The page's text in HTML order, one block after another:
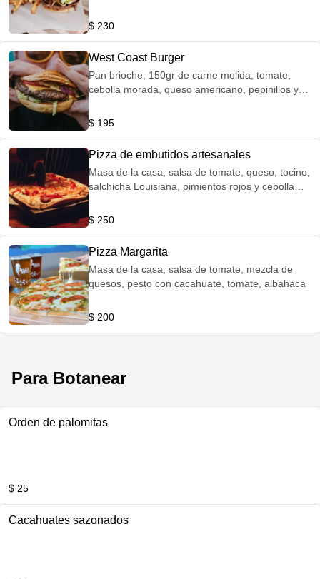
$ 230
West Coast Burger
Pan brioche, 150gr de carne molida, tomate,
cebolla morada, queso americano, pepinillos y
$ 195
Pizza de embutidos artesanales
Masa de la casa, salsa de tomate, queso, tocino,
salchicha Louisiana, pimientos rojos y cebolla
$ 250
Pizza Margarita
Masa de la casa, salsa de tomate, mezcla de
quesos, pesto con cacahuate, tomate, albahaca
$ 200
Para Botanear
Orden de palomitas
$ 25
Cacahuates sazonados